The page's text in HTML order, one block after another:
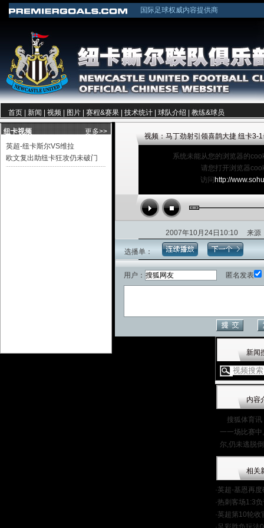
国际足球权威内容提供商
首页 新闻 视频 图片 赛程&赛果 技术统计 球队介绍 教练&球员
更多>>
纽卡视频
英超-纽卡斯尔VS维拉
欧文复出助纽卡狂攻仍未破门
视频：马丁劲射引领喜鹊大捷 纽卡3-
系统未能从您的浏览器的
请您打开浏览器
访问 http://
2007年10月24日10:10 来
选播单：
用户： 匿名发表
新闻
内容
搜狐体育讯
一一场比赛
尔,仍未逃脱
相关
·英超-基恩再
·热刺客场1:3
·英超第10轮收